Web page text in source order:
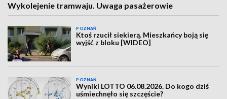
Wykolejenie tramwaju. Uwaga pasażerowie
POZNAŃ
Ktoś rzucił siekierą. Mieszkańcy boją się
wyjść z bloku [WIDEO]
POZNAŃ
Wyniki LOTTO 06.08.2026. Do kogo dziś
uśmiechnęło się szczęście?